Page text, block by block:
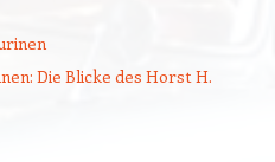
Die Blicke des Horst H.